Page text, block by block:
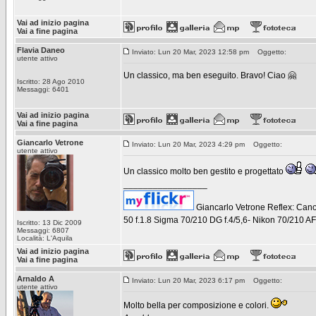
Vai ad inizio pagina
Vai a fine pagina
Flavia Daneo
utente attivo
Iscritto: 28 Ago 2010
Messaggi: 6401
Inviato: Lun 20 Mar, 2023 12:58 pm Oggetto:
Un classico, ma ben eseguito. Bravo! Ciao 🤗
Vai ad inizio pagina
Vai a fine pagina
Giancarlo Vetrone
utente attivo
Iscritto: 13 Dic 2009
Messaggi: 6807
Località: L'Aquila
Inviato: Lun 20 Mar, 2023 4:29 pm Oggetto:
Un classico molto ben gestito e progettato
Giancarlo Vetrone Reflex:
50 f.1.8 Sigma 70/210 DG f.4/5,6- Nikon 70/210
Vai ad inizio pagina
Vai a fine pagina
Arnaldo A
utente attivo
Inviato: Lun 20 Mar, 2023 6:17 pm Oggetto:
Molto bella per composizione e colori.